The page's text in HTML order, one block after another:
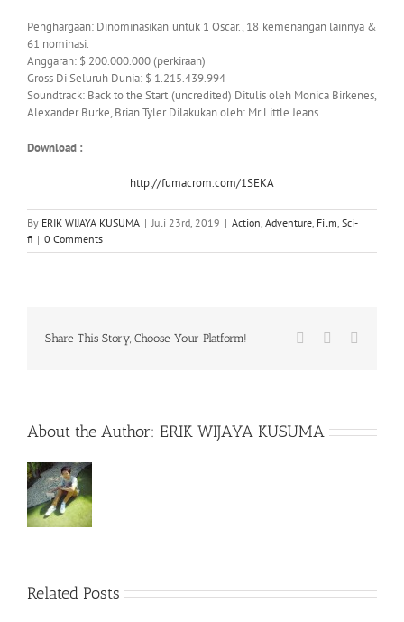
Penghargaan: Dinominasikan untuk 1 Oscar., 18 kemenangan lainnya &
61 nominasi.
Anggaran: $ 200.000.000 (perkiraan)
Gross Di Seluruh Dunia: $ 1.215.439.994
Soundtrack: Back to the Start (uncredited) Ditulis oleh Monica Birkenes,
Alexander Burke, Brian Tyler Dilakukan oleh: Mr Little Jeans
Download :
http://fumacrom.com/1SEKA
By ERIK WIJAYA KUSUMA | Juli 23rd, 2019 | Action Adventure Film Sci-
fi | 0 Comments
Share This Story, Choose Your Platform! Facebook
About the Author: ERIK WIJAYA KUSUMA
Related Posts